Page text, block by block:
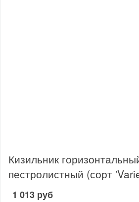
Кизильник
пестролистный (сорт
1 013 руб